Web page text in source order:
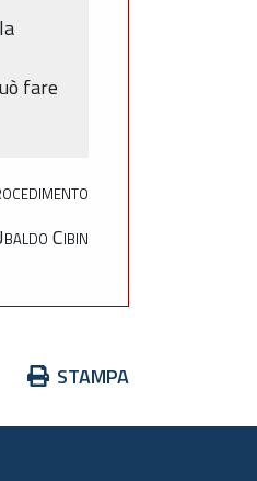
fare
Cibin
Azioni
documento
STAMPA